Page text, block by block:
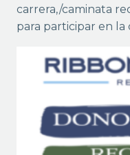
carrera,/caminata
para participar en la